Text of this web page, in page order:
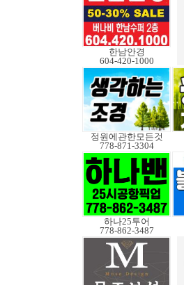
한남안경
604-420-1000
정원에관한모든것
778-871-3304
하나25투어
778-862-3487